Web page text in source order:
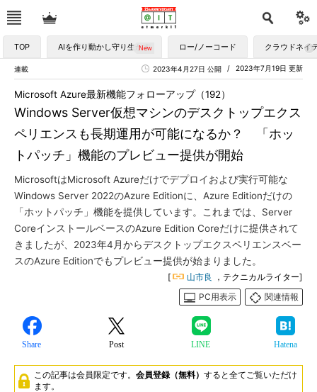
TOP AIを作り動かし守り生かす ロー/ノーコード クラウドネイ
連載 2023年7月19日 更新
2023年4月27日 公開
Windows Server仮想マシンのデスクトップエクス
ペリエンスも長期運用が可能になるか？ 「ホッ
トパッチ」機能のプレビュー提供が開始
Microsoft Azure最新機能フォローアップ（192）
MicrosoftはMicrosoft Azureだけでデプロイおよび実行可能な
Windows Server 2022のAzure Editionに、Azure Editionだけの
「ホットパッチ」機能を提供しています。これまでは、Server
CoreインストールベースのAzure Edition Coreだけに提供されて
きましたが、2023年4月からデスクトップエクスペリエンスベー
スのAzure Editionでもプレビュー提供が始まりました。
[ 山市良
，テクニカルライター]
PC用表示
関連情報
Share Post LINE Hatena
この記事は会員限定です。 会員登録（無料） すると全てご覧いただけ
ます。